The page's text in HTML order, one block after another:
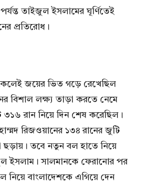
তাইজুল ইসলামের ঘূর্ণিতেই
প্রতিরোধ।
জয়ের ভিত গড়ে রেখেছিল
বিশাল লক্ষ্য তাড়া করতে নেমে
৩১৬ রান নিয়ে দিন শেষ করেছিল।
রিজওয়ানের ১৩৪ রানের জুটি
ছড়ায়। তবে নতুন বল হাতে নিয়ে
ইসলাম। সালমানকে ফেরানোর পর
বাংলাদেশকে এগিয়ে দেন